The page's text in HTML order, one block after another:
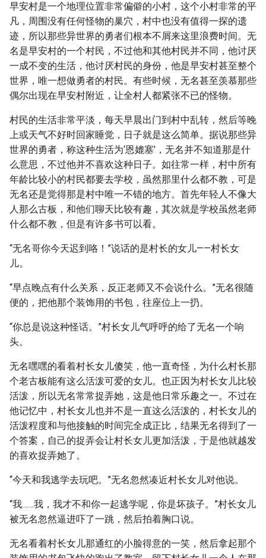
早安村是一个地理位置非常偏僻的小村，这个小村非常的平
凡，周围没有任何怪物的巢穴，村中也没有值得一探的遗
迹，所以那些异世界的勇者们根本不屑来这里浪费时间。无
名是早安村的一个村民，不过他和其他村民并不同，他讨厌
一成不变的生活，他讨厌村民的身份，他是早安村甚至整个
世界，唯一想做勇者的村民。有些时候，无名甚至羡慕那些
偶尔出现在早安村附近，让全村人都紧张不已的怪物。
村民的生活非常平淡，每天早晨出门到村中乱转，然后等晚
上或天气不好时回家睡觉，日子就是这么简单。据说那些异
世界的勇者，称这种生活为‘恩媲塞’，无名并不知道那是什
么意思，不过他并不喜欢这种日子。如往常一样，村中所有
年龄比较小的村民都要去学校，虽然那里什么都不教，可是
无名还是觉得那是村中唯一不错的地方。首先年轻人不像大
人那么古板，和他们聊天比较有趣，其次就是学校虽然老师
什么都不教，但是有许多书可以看。
“无名哥你今天迟到咯！”说话的是村长的女儿——村长女
儿。
“早点晚点有什么关系，反正老师又不会说什么。”无名很随
便的，把他那个装饰用的书包，往座位上一扔。
“你总是说这种怪话。”村长女儿气呼呼的给了无名一个响
头。
无名嘿嘿的看着村长女儿傻笑，他一直奇怪，为什么村长那
个老古板能有这么活泼可爱的女儿。也正因为村长女儿比较
活泼，所以无名常常捉弄她，这是他日常乐趣之一。不过在
他记忆中，村长女儿也并不是一直这么活泼的，村长女儿的
活泼程度和与他接触的时间完全成正比，结果无名得到了一
个答案，自己的捉弄会让村长女儿更加活泼，于是他就越发
的喜欢捉弄她了。
“今天和我逃学去玩吧。”无名忽然凑近村长女儿对他说。
“我……我，我才不和你一起逃学呢，你是坏孩子。”村长女儿
被无名忽然逼进吓了一跳，然后拍着胸口说。
无名看着村长女儿那通红的小脸得意的一笑，然后拿起那个